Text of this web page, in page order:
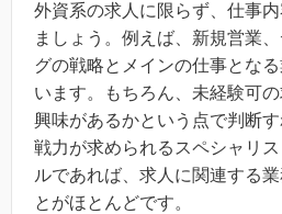
外資系の求人に限らず、仕事
ましょう。例えば、新規営業
グの戦略とメインの仕事とな
います。もちろん、未経験可
興味があるかという点で判断
戦力が求められるスペシャリ
ルであれば、求人に関連する
とがほとんどです。